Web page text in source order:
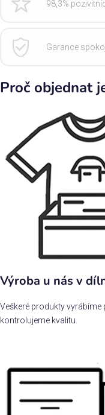
98,3%
Garance
Proč objednat
Výroba u nás v
Veškeré produkty vyrábíme
kontrolujeme kvalitu.